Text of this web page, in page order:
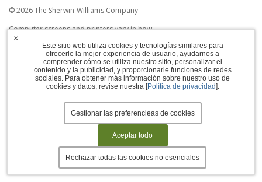
© 2026 The Sherwin-Williams Company
Computer screens and printers vary in how
colors are displayed, so the colors you see
may not match the coating's actual color.
Terms of Use
Accessibility Statement
Este sitio web utiliza cookies y tecnologías similares para
ofrecerle la mejor experiencia de usuario, ayudarnos a
comprender cómo se utiliza nuestro sitio, personalizar el
contenido y la publicidad, y proporcionarle funciones de redes
sociales. Para obtener más información sobre nuestro uso de
cookies y datos, revise nuestra [Política de privacidad].
Gestionar las preferencieas de cookies
Aceptar todo
Rechazar todas las cookies no esenciales
×